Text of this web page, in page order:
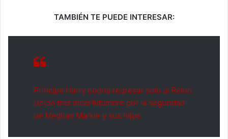
TAMBIÉN TE PUEDE INTERESAR:
Príncipe Harry podría regresar solo al Reino
Unido tras incertidumbre por la seguridad
de Meghan Markle y sus hijos